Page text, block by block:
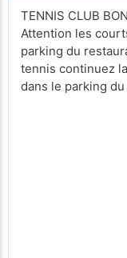
TENNIS CLUB
Attention les
parking du
tennis continuez
dans le parking du